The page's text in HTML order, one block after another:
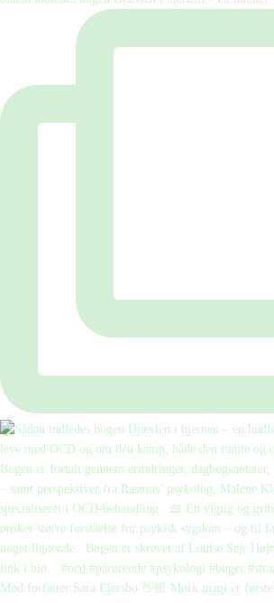
Mød forfatter Sara Ejersbo 👋🏼 Mørk magi er første